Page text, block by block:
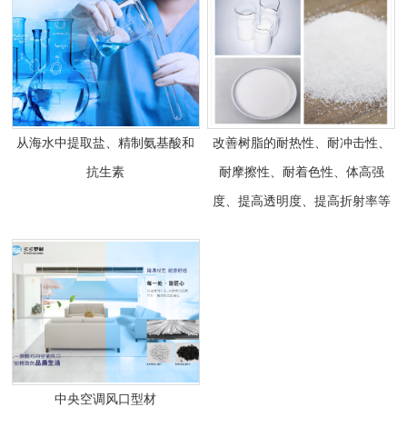
从海水中提取盐、精制氨基酸和
抗生素
改善树脂的耐热性、耐冲击性、
耐摩擦性、耐着色性、体高强
度、提高透明度、提高折射率等
中央空调风口型材